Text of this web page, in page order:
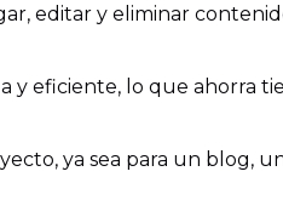
editar y eliminar
y eficiente, lo que ahorra
ya sea para un blog,